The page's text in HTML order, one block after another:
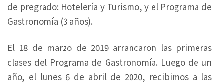
de pregrado: Hotelería y Turismo, y el Programa de
Gastronomía (3 años).
El 18 de marzo de 2019 arrancaron las primeras
clases del Programa de Gastronomía. Luego de un
año, el lunes 6 de abril de 2020, recibimos a las